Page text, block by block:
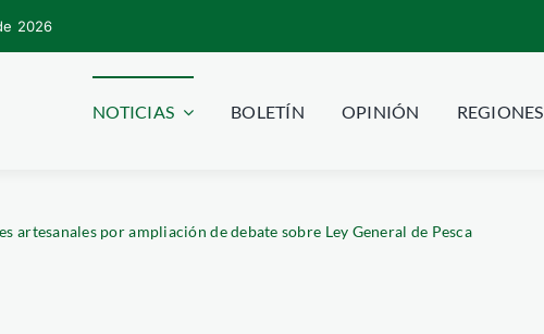
2026
NOTICIAS BOLETÍN OPINIÓN REGIONES
artesanales por ampliación de debate sobre Ley General de Pesca